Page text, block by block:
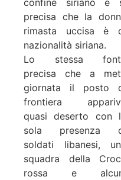
precisa che la
rimasta uccisa è
nazionalità siriana.
Lo stessa
precisa che a
giornata il posto
frontiera
quasi deserto con
sola presenza
soldati libanesi,
squadra della
rossa e